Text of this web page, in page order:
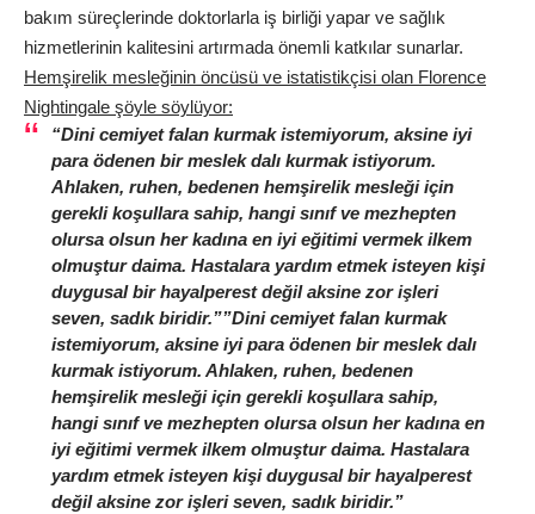
bakım süreçlerinde doktorlarla iş birliği yapar ve sağlık
hizmetlerinin kalitesini artırmada önemli katkılar sunarlar.
Hemşirelik mesleğinin öncüsü ve istatistikçisi olan Florence
Nightingale şöyle söylüyor:
“Dini cemiyet falan kurmak istemiyorum, aksine iyi
para ödenen bir meslek dalı kurmak istiyorum.
Ahlaken, ruhen, bedenen hemşirelik mesleği için
gerekli koşullara sahip, hangi sınıf ve mezhepten
olursa olsun her kadına en iyi eğitimi vermek ilkem
olmuştur daima. Hastalara yardım etmek isteyen kişi
duygusal bir hayalperest değil aksine zor işleri
seven, sadık biridir.””Dini cemiyet falan kurmak
istemiyorum, aksine iyi para ödenen bir meslek dalı
kurmak istiyorum. Ahlaken, ruhen, bedenen
hemşirelik mesleği için gerekli koşullara sahip,
hangi sınıf ve mezhepten olursa olsun her kadına en
iyi eğitimi vermek ilkem olmuştur daima. Hastalara
yardım etmek isteyen kişi duygusal bir hayalperest
değil aksine zor işleri seven, sadık biridir.”